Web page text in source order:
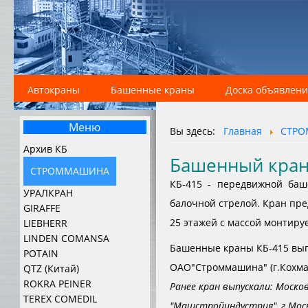
Автокраны Башенные краны Доска
Меню
Архив КБ
СТРОММАШИНА
УРАЛКРАН
GIRAFFE
LIEBHERR
LINDEN COMANSA
POTAIN
QTZ (Китай)
ROKRA PEINER
TEREX COMEDIL
Вы здесь: Главная
Башенный
КБ-415 - передвижной
балочной стрелой. Кран
25 этажей с массой
Башенные краны КБ-415
ОАО"Строммашина"
Ранее кран выпускали: